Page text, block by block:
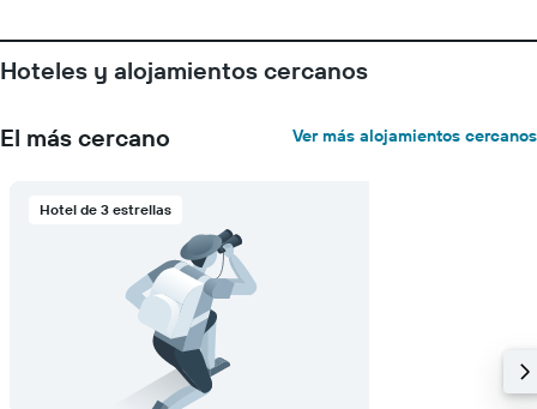
Hoteles y alojamientos cercanos
El más cercano Ver más alojamientos cercanos
Hotel de 3 estrellas